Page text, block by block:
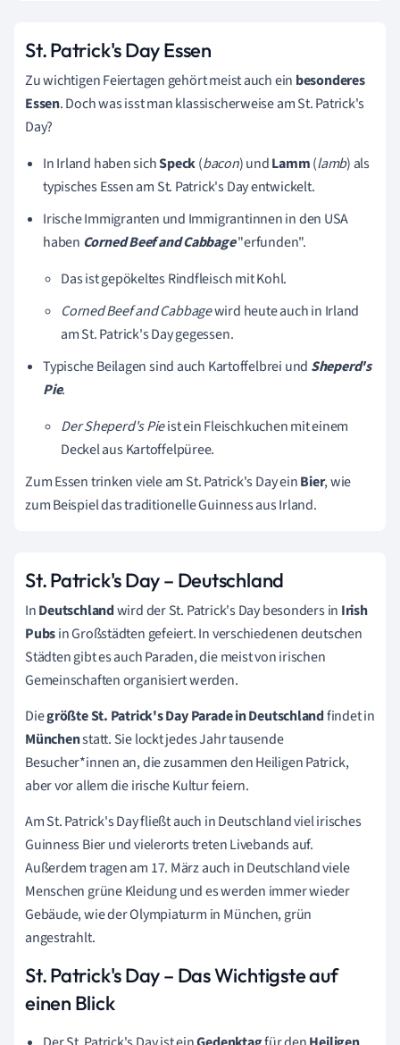
St. Patrick's Day Essen
Zu wichtigen Feiertagen gehört meist auch ein besonderes
Essen. Doch was isst man klassischerweise am St. Patrick's
Day?
In Irland haben sichSpeck(bacon)undLamm(lamb) als
typisches Essen am St. Patrick's Day entwickelt.
Irische Immigranten und Immigrantinnen in den USA
haben Corned Beef and Cabbage"erfunden".
Das ist gepökeltes Rindfleisch mit Kohl.
Corned Beef and Cabbagewird heute auch in Irland
am St. Patrick's Day gegessen.
Typische Beilagen sind auch Kartoffelbrei und Sheperd's
Pie.
Der Sheperd's Pieist ein Fleischkuchen mit einem
Deckel aus Kartoffelpüree.
Zum Essen trinken viele am St. Patrick's Day einBier, wie
zum Beispiel das traditionelle Guinness aus Irland.
St. Patrick's Day – Deutschland
InDeutschlandwird der St. Patrick's Day besonders in Irish
Pubsin Großstädten gefeiert. In verschiedenen deutschen
Städten gibt es auch Paraden, die meist von irischen
Gemeinschaften organisiert werden.
Diegrößte St. Patrick's Day Parade in Deutschlandfindet in
Münchenstatt. Sielockt jedes Jahr tausende
Besucher*innen an, die zusammen den Heiligen Patrick,
aber vor allem die irische Kultur feiern.
Am St. Patrick's Day fließt auch in Deutschland viel irisches
Guinness Bier und vielerorts treten Livebands auf.
Außerdem tragen am 17. März auch in Deutschland viele
Menschen grüne Kleidung und es werden immer wieder
Gebäude, wie der Olympiaturm in München, grün
angestrahlt.
St. Patrick's Day – Das Wichtigste auf
einen Blick